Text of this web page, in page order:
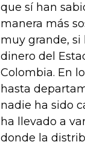
que sí han
manera más
muy grande,
dinero del
Colombia. En
hasta
nadie ha sido
ha llevado a
donde la